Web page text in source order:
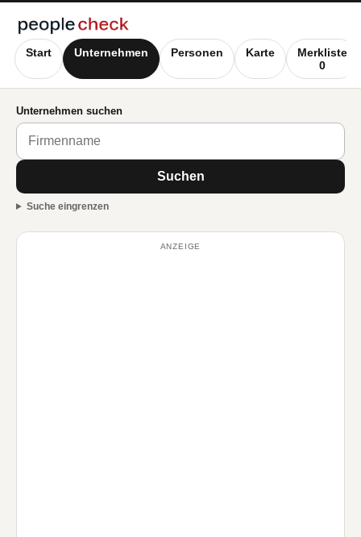
Start Unternehmen Personen Karte
Merkliste
0
Unternehmen suchen
Suchen
Suche eingrenzen
ANZEIGE